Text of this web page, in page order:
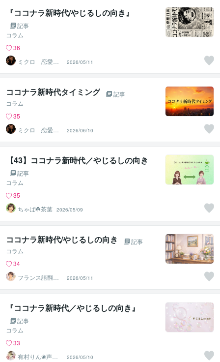
『ココナラ新時代/やじるしの向き』
記事
コラム
36
ミクロ 恋愛経
験豊富な関西兄
さん
2026/05/11
ココナラ新時代タイミング
記事
コラム
35
ミクロ 恋愛経
験豊富な関西兄
さん
2026/06/10
【43】ココナラ新時代／やじるしの向き
記事
コラム
35
ちゃば☘️茶葉 2026/05/09
ココナラ新時代/やじるしの向き
記事
コラム
34
フランス語翻訳
者 遠藤ゆかり
2026/05/11
『ココナラ新時代／やじるしの向き』
記事
コラム
33
有村りん❀声と
2026/05/10